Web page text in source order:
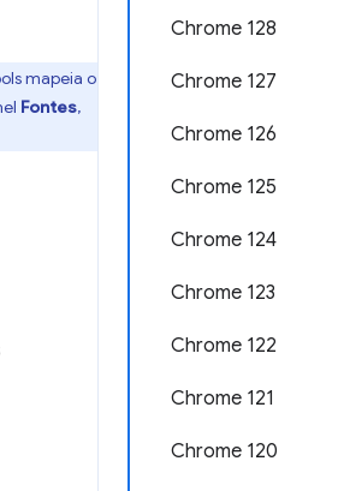
Chrome 128
Chrome 127
Chrome 126
Chrome 125
Chrome 124
Chrome 123
Chrome 122
Chrome 121
Chrome 120
mapeia o
Fontes,